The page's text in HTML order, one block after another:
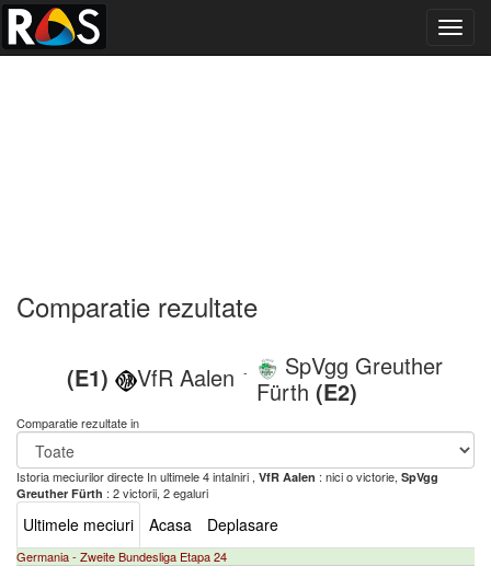
Comparatie rezultate
(E1) VfR Aalen -
SpVgg Greuther
Fürth (E2)
Comparatie rezultate in
Istoria meciurilor directe In ultimele 4 intalniri , VfR Aalen : nici o victorie, SpVgg
Greuther Fürth : 2 victorii, 2 egaluri
Ultimele meciuri Acasa Deplasare
Germania - Zweite Bundesliga Etapa 24